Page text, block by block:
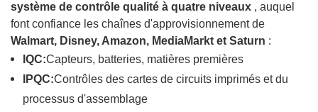
système de contrôle qualité à quatre niveaux , auquel
font confiance les chaînes d'approvisionnement de
Walmart, Disney, Amazon, MediaMarkt et Saturn :
IQC:Capteurs, batteries, matières premières
IPQC:Contrôles des cartes de circuits imprimés et du
processus d'assemblage